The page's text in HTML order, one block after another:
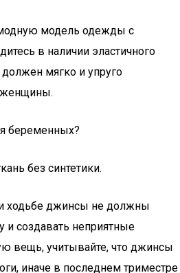
модель одежды с
в наличии эластичного
мягко и упруго
женщины.
беременных?
без синтетики.
ходьбе джинсы не должны
и создавать неприятные
вещь, учитывайте, что джинсы
иначе в последнем триместре